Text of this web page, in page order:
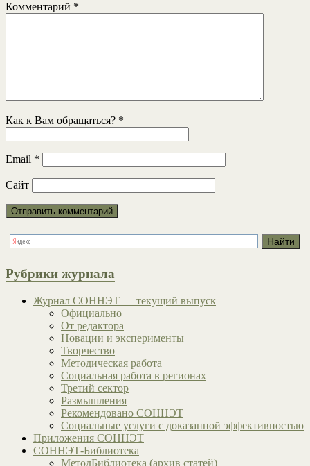
Комментарий *
Как к Вам обращаться? *
Email *
Сайт
Рубрики журнала
Журнал СОННЭТ — текущий выпуск
Официально
От редактора
Новации и эксперименты
Творчество
Методическая работа
Социальная работа в регионах
Третий сектор
Размышления
Рекомендовано СОННЭТ
Социальные услуги с доказанной эффективностью
Приложения СОННЭТ
СОННЭТ-Библиотека
МетодБиблиотека (архив статей)